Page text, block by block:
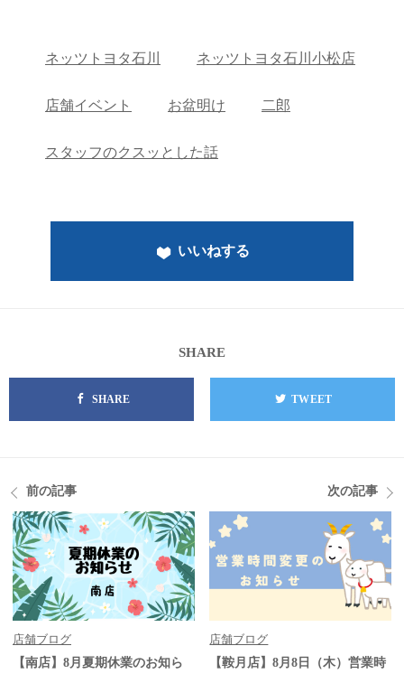
ネッツトヨタ石川 ネッツトヨタ石川小松店
店舗イベント お盆明け 二郎
スタッフのクスッとした話
いいねする
SHARE
SHARE TWEET
前の記事
店舗ブログ
【南店】8月夏期休業のお知ら
次の記事
店舗ブログ
【鞍月店】8月8日（木）営業時